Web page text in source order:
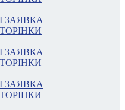
ЗАЯВКА
ЗАЯВКА
ЗАЯВКА